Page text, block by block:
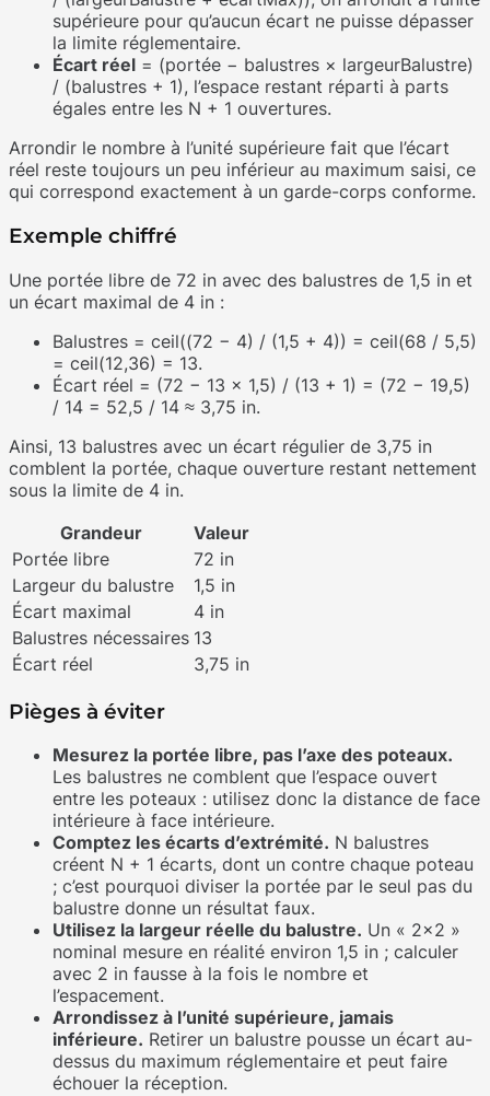
supérieure pour qu’aucun écart ne puisse dépasser
la limite réglementaire.
Écart réel = (portée − balustres × largeurBalustre)
/ (balustres + 1), l’espace restant réparti à parts
égales entre les N + 1 ouvertures.
Arrondir le nombre à l’unité supérieure fait que l’écart
réel reste toujours un peu inférieur au maximum saisi, ce
qui correspond exactement à un garde-corps conforme.
Exemple chiffré
Une portée libre de 72 in avec des balustres de 1,5 in et
un écart maximal de 4 in :
Balustres = ceil((72 − 4) / (1,5 + 4)) = ceil(68 / 5,5)
= ceil(12,36) = 13.
Écart réel = (72 − 13 × 1,5) / (13 + 1) = (72 − 19,5)
/ 14 = 52,5 / 14 ≈ 3,75 in.
Ainsi, 13 balustres avec un écart régulier de 3,75 in
comblent la portée, chaque ouverture restant nettement
sous la limite de 4 in.
Grandeur
Valeur
Portée libre
72 in
Largeur du balustre
1,5 in
Écart maximal
4 in
Balustres nécessaires 13
Écart réel
3,75 in
Pièges à éviter
Mesurez la portée libre, pas l’axe des poteaux.
Les balustres ne comblent que l’espace ouvert
entre les poteaux : utilisez donc la distance de face
intérieure à face intérieure.
Comptez les écarts d’extrémité. N balustres
créent N + 1 écarts, dont un contre chaque poteau
; c’est pourquoi diviser la portée par le seul pas du
balustre donne un résultat faux.
Utilisez la largeur réelle du balustre. Un « 2×2 »
nominal mesure en réalité environ 1,5 in ; calculer
avec 2 in fausse à la fois le nombre et
l’espacement.
Arrondissez à l’unité supérieure, jamais
inférieure. Retirer un balustre pousse un écart au-
dessus du maximum réglementaire et peut faire
échouer la réception.